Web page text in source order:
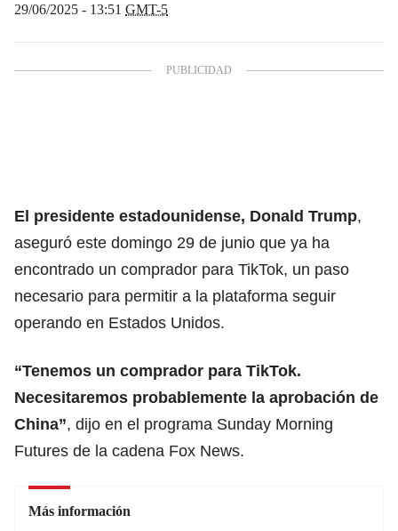
29/06/2025 - 13:51 GMT-5
El presidente estadounidense, Donald Trump,
aseguró este domingo 29 de junio que ya ha
encontrado un comprador para TikTok, un paso
necesario para permitir a la plataforma seguir
operando en Estados Unidos.
“Tenemos un comprador para TikTok.
Necesitaremos probablemente la aprobación de
China”, dijo en el programa Sunday Morning
Futures de la cadena Fox News.
Más información